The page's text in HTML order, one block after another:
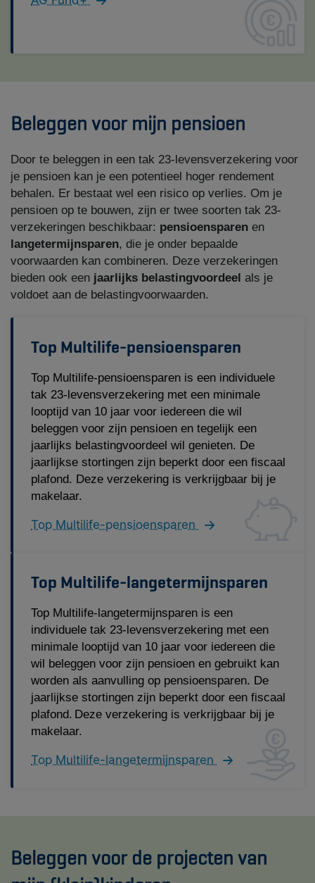
Beleggen voor mijn pensioen
Door te beleggen in een tak 23-levensverzekering voor
je pensioen kan je een potentieel hoger rendement
behalen. Er bestaat wel een risico op verlies. Om je
pensioen op te bouwen, zijn er twee soorten tak 23-
verzekeringen beschikbaar: pensioensparen en
langetermijnsparen, die je onder bepaalde
voorwaarden kan combineren. Deze verzekeringen
bieden ook een jaarlijks belastingvoordeel als je
voldoet aan de belastingvoorwaarden.
Top Multilife-pensioensparen
Top Multilife-pensioensparen is een individuele
tak 23-levensverzekering met een minimale
looptijd van 10 jaar voor iedereen die wil
beleggen voor zijn pensioen en tegelijk een
jaarlijks belastingvoordeel wil genieten. De
jaarlijkse stortingen zijn beperkt door een fiscaal
plafond. Deze verzekering is verkrijgbaar bij je
makelaar.
Top Multilife-pensioensparen
Top Multilife-langetermijnsparen
Top Multilife-langetermijnsparen is een
individuele tak 23-levensverzekering met een
minimale looptijd van 10 jaar voor iedereen die
wil beleggen voor zijn pensioen en gebruikt kan
worden als aanvulling op pensioensparen. De
jaarlijkse stortingen zijn beperkt door een fiscaal
plafond. Deze verzekering is verkrijgbaar bij je
makelaar.
Top Multilife-langetermijnsparen
Beleggen voor de projecten van